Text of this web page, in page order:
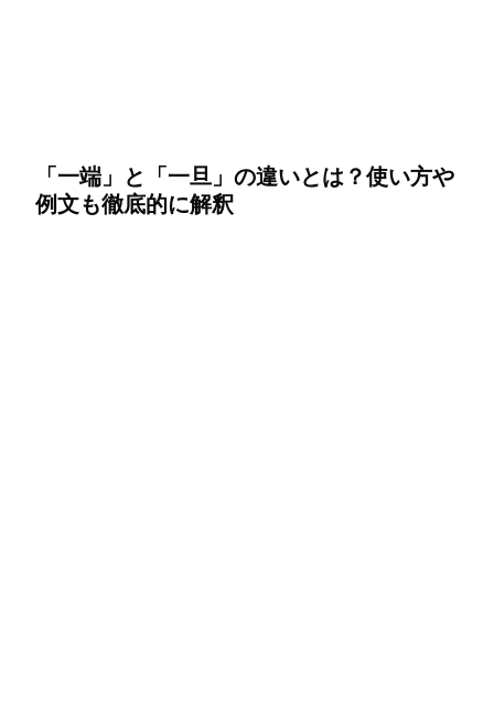
「一端」と「一旦」の違いとは？使い方や
例文も徹底的に解釈